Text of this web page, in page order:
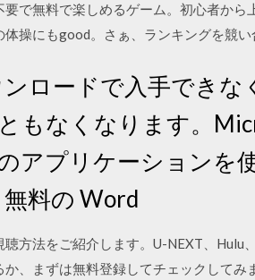
で無料で楽しめるゲーム。初心者か
操にもgood。さぁ、ランキングを競い
ロードで入手でき
もなくなります。
アプリケーションを
料の Word
方法をご紹介します。U-NEXT、Hulu
、まずは無料登録してチェックしてみ